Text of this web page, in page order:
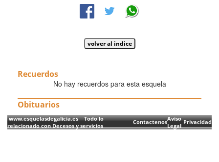
Recuerdos
No hay recuerdos para esta esquela
Obituarios
www.esquelasdegalicia.es Todo lo
relacionado con Decesos y servicios
ContactenosAviso
Legal
Privacidad